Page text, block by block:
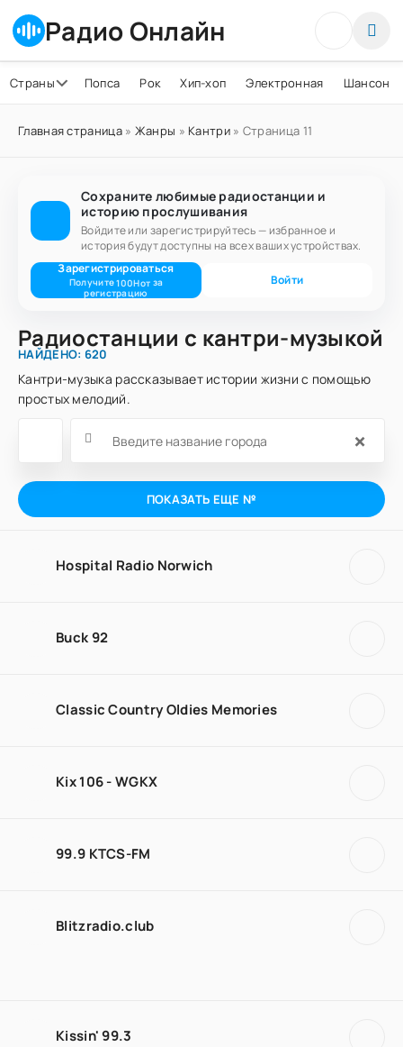
Радио Онлайн
Страны Попса Рок Хип-хоп Электронная Шансон
Главная страница» Жанры » Кантри» Страница 11
Сохраните любимые радиостанции и
историю прослушивания
Войдите или зарегистрируйтесь — избранное и
история будут доступны на всех ваших устройствах.
Зарегистрироваться
Получите100Нот за
регистрацию
Войти
Радиостанции с кантри-музыкой
НАЙДЕНО: 620
Кантри-музыка рассказывает истории жизни с помощью
простых мелодий.
×
ПОКАЗАТЬ ЕЩЕ №
Hospital Radio Norwich
Buck 92
Classic Country Oldies Memories
Kix 106 - WGKX
99.9 KTCS-FM
Blitzradio.club
Kissin' 99.3